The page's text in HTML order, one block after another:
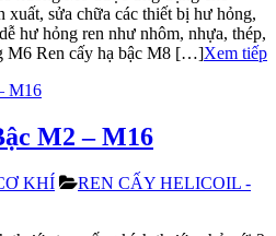
xuất, sửa chữa các thiết bị hư hỏng,
hư hỏng ren như nhôm, nhựa, thép,
M6 Ren cấy hạ bậc M8 […]Xem tiếp
M2 – M16
KHÍ
REN CẤY HELICOIL -